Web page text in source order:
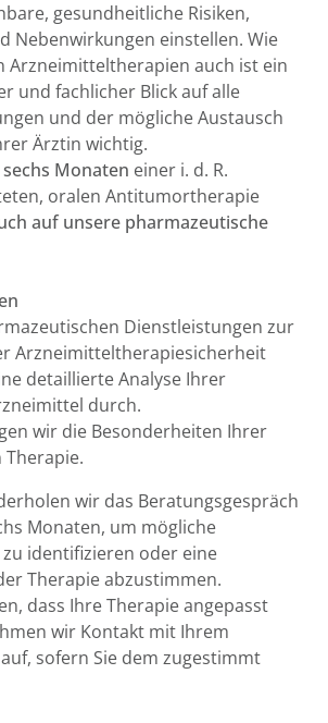
gesundheitliche Risiken,
Nebenwirkungen einstellen. Wie
Arzneimitteltherapien auch ist ein
und fachlicher Blick auf alle
und der mögliche Austausch
Ärztin wichtig.
Monaten einer i. d. R.
oralen Antitumortherapie
auf unsere pharmazeutische
Dienstleistungen zur
Arzneimitteltherapiesicherheit
detaillierte Analyse Ihrer
durch.
wir die Besonderheiten Ihrer
wir das Beratungsgespräch
Monaten, um mögliche
identifizieren oder eine
Therapie abzustimmen.
dass Ihre Therapie angepasst
wir Kontakt mit Ihrem
sofern Sie dem zugestimmt